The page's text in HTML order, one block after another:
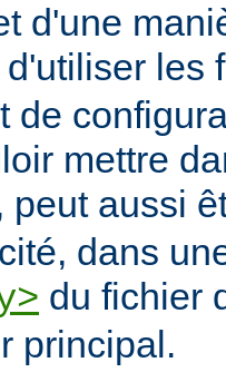
d'une
d'utiliser les
de
mettre
peut aussi
dans
du fichier
principal.